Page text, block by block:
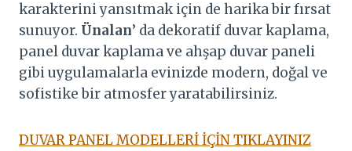
karakterini yansıtmak için de harika bir fırsat
sunuyor. Ünalan’ da dekoratif duvar kaplama,
panel duvar kaplama ve ahşap duvar paneli
gibi uygulamalarla evinizde modern, doğal ve
sofistike bir atmosfer yaratabilirsiniz.
DUVAR PANEL MODELLERİ İÇİN TIKLAYINIZ